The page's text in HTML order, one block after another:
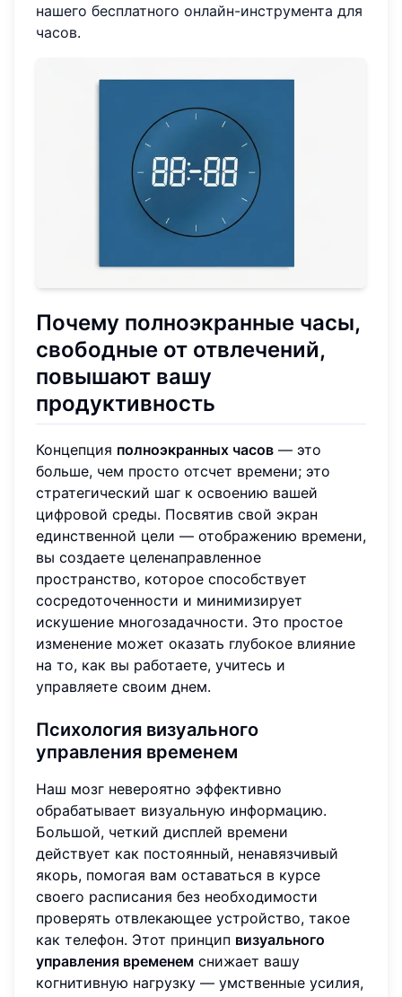
нашего бесплатного онлайн-инструмента для
часов.
Почему полноэкранные часы,
свободные от отвлечений,
повышают вашу
продуктивность
Концепция полноэкранных часов — это
больше, чем просто отсчет времени; это
стратегический шаг к освоению вашей
цифровой среды. Посвятив свой экран
единственной цели — отображению времени,
вы создаете целенаправленное
пространство, которое способствует
сосредоточенности и минимизирует
искушение многозадачности. Это простое
изменение может оказать глубокое влияние
на то, как вы работаете, учитесь и
управляете своим днем.
Психология визуального
управления временем
Наш мозг невероятно эффективно
обрабатывает визуальную информацию.
Большой, четкий дисплей времени
действует как постоянный, ненавязчивый
якорь, помогая вам оставаться в курсе
своего расписания без необходимости
проверять отвлекающее устройство, такое
как телефон. Этот принцип визуального
управления временем снижает вашу
когнитивную нагрузку — умственные усилия,